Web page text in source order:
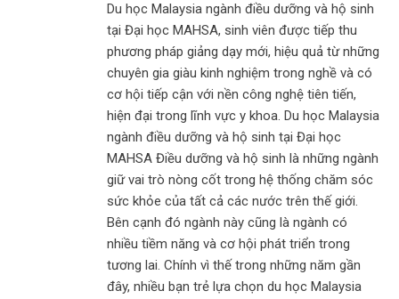
Du học Malaysia ngành điều dưỡng và hộ sinh
tại Đại học MAHSA, sinh viên được tiếp thu
phương pháp giảng dạy mới, hiệu quả từ những
chuyên gia giàu kinh nghiệm trong nghề và có
cơ hội tiếp cận với nền công nghệ tiên tiến,
hiện đại trong lĩnh vực y khoa. Du học Malaysia
ngành điều dưỡng và hộ sinh tại Đại học
MAHSA Điều dưỡng và hộ sinh là những ngành
giữ vai trò nòng cốt trong hệ thống chăm sóc
sức khỏe của tất cả các nước trên thế giới.
Bên cạnh đó ngành này cũng là ngành có
nhiều tiềm năng và cơ hội phát triển trong
tương lai. Chính vì thế trong những năm gần
đây, nhiều bạn trẻ lựa chọn du học Malaysia